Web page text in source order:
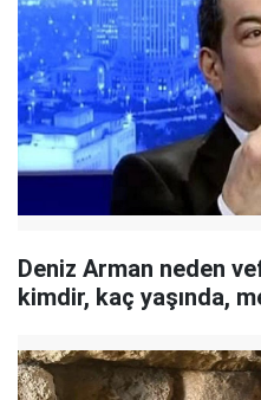
Deniz Arman neden
kimdir, kaç yaşında,